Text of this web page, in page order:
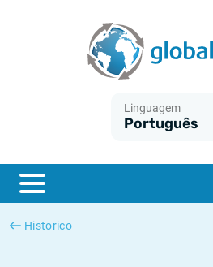
Linguagem
Português
Historico
ESTER
SONIA
O que é a inflação do IPC?
O que é a inflação do IHPC?
Inflação Estados Unidos
Inflação Europa
Taxas Euribor históricas
Taxas ESTER históricas
Taxas SONIA históricas
Taxas TONAR históricas
Calculadora de inflação